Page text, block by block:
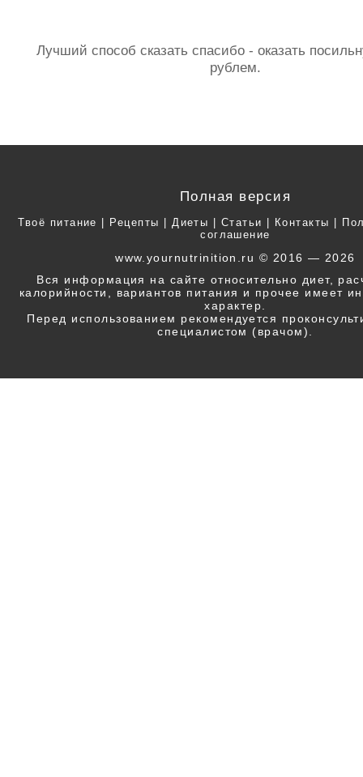
Лучший способ сказать спасибо - оказать
рублем.
Полная версия
Твоё питание | Рецепты | Диеты | Статьи | Контакты |
соглашение
www.yournutrinition.ru © 2016 — 2026
Вся информация на сайте относительно диет,
калорийности, вариантов питания и прочее имеет
характер.
Перед использованием рекомендуется
специалистом (врачом).